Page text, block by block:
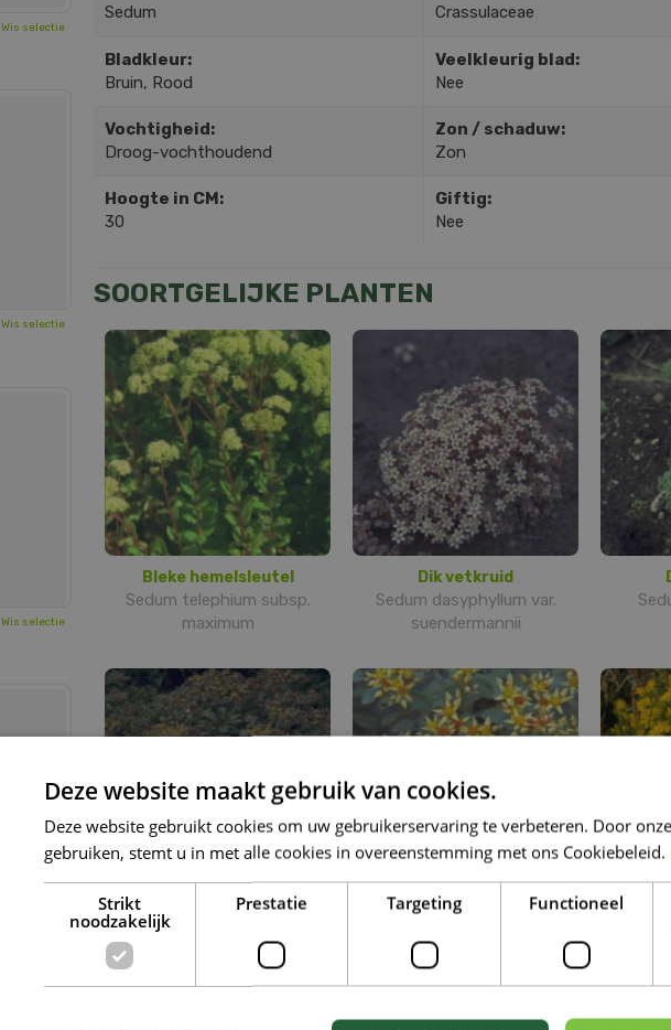
Sedum
Crassulaceae
Bladkleur:
Bruin, Rood
Veelkleurig blad:
Nee
Vochtigheid:
Droog-vochthoudend
Zon / schaduw:
Zon
Hoogte in CM:
30
Giftig:
Nee
SOORTGELIJKE PLANTEN
Bleke hemelsleutel
Sedum telephium subsp.
maximum
Dik vetkruid
Sedum dasyphyllum var.
suendermannii
Kamtsjatka-muurpeper
Sedum kamtschaticum
'Variegatum'
Kamtsjatka-muurpeper
Sedum kamtschaticum
Wis selectie
Wis selectie
Wis selectie
Deze website maakt gebruik van cookies.
Deze website gebruikt cookies om uw gebruikerservaring te verbeteren. Door
gebruiken, stemt u in met alle cookies in overeenstemming met ons Cookiebeleid.
Strikt
noodzakelijk
Prestatie Targeting Functioneel